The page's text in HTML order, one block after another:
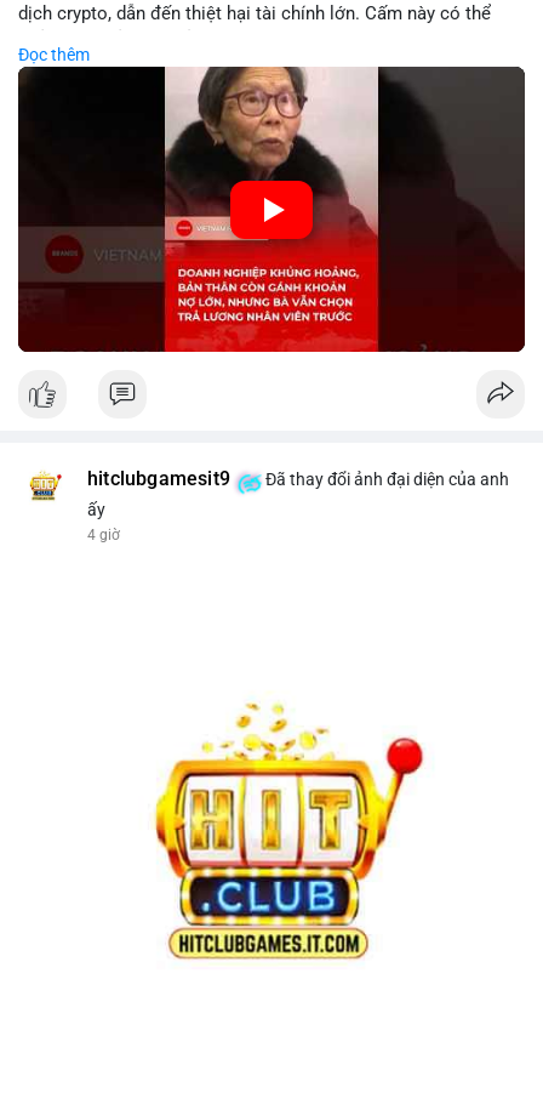
dịch crypto, dẫn đến thiệt hại tài chính lớn. Cấm này có thể
biến động giá digital asset. Bàn vấn chuyển hướng tập trung
vào nhân lực, cho thấy chiến lược giảm chi phí hoặc điều chỉnh
mô hình kinh doanh. Điều này có thể ảnh hưởng đến thị trường
crypto và các doanh nghiệp liên quan trong tương lai.
🎥 Xem video trực tiếp tại:
Nguồn: KIEN THUC KINH TE
Đọc thêm
hitclubgamesit9
Đã thay đổi ảnh đại diện của anh
ấy
4 giờ